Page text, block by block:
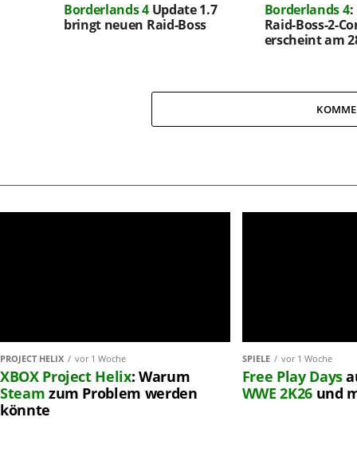
Borderlands 4Update 1.7
bringt neuen Raid-Boss
Borderlands 4:
Raid-Boss-2-
erscheint am
PROJECT HELIX vor 1 Woche
XBOX Project Helix: Warum
Steam zum Problem werden
könnte
SPIELE vor 1 Woche
Free Play Days
WWE 2K26und